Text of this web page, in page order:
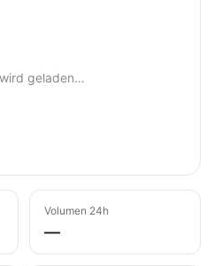
geladen…
Volumen 24h
—